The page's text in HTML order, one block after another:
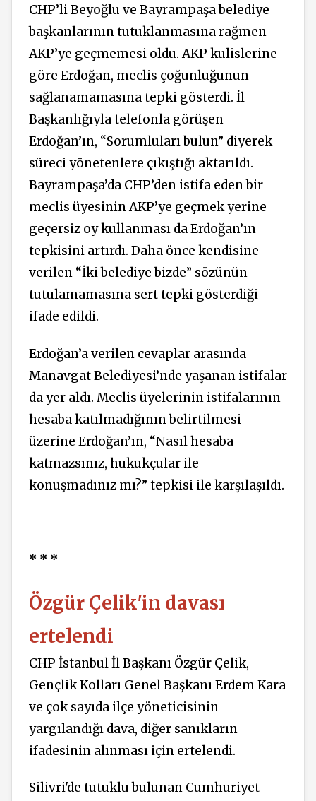
CHP’li Beyoğlu ve Bayrampaşa belediye
başkanlarının tutuklanmasına rağmen
AKP’ye geçmemesi oldu. AKP kulislerine
göre Erdoğan, meclis çoğunluğunun
sağlanamamasına tepki gösterdi. İl
Başkanlığıyla telefonla görüşen
Erdoğan’ın, “Sorumluları bulun” diyerek
süreci yönetenlere çıkıştığı aktarıldı.
Bayrampaşa’da CHP’den istifa eden bir
meclis üyesinin AKP’ye geçmek yerine
geçersiz oy kullanması da Erdoğan’ın
tepkisini artırdı. Daha önce kendisine
verilen “İki belediye bizde” sözünün
tutulamamasına sert tepki gösterdiği
ifade edildi.
Erdoğan’a verilen cevaplar arasında
Manavgat Belediyesi’nde yaşanan istifalar
da yer aldı. Meclis üyelerinin istifalarının
hesaba katılmadığının belirtilmesi
üzerine Erdoğan’ın, “Nasıl hesaba
katmazsınız, hukukçular ile
konuşmadınız mı?” tepkisi ile karşılaşıldı.
* * *
Özgür Çelik'in davası
ertelendi
CHP İstanbul İl Başkanı Özgür Çelik,
Gençlik Kolları Genel Başkanı Erdem Kara
ve çok sayıda ilçe yöneticisinin
yargılandığı dava, diğer sanıkların
ifadesinin alınması için ertelendi.
Silivri'de tutuklu bulunan Cumhuriyet